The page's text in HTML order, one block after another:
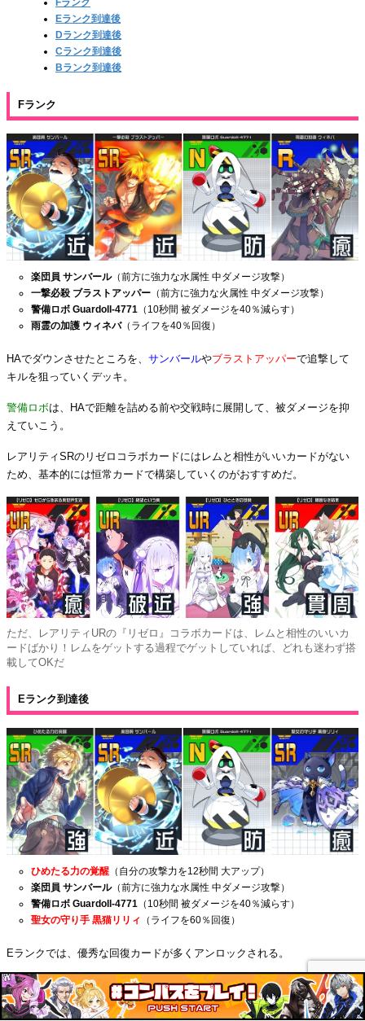
Fランク
Eランク到達後
Dランク到達後
Cランク到達後
Bランク到達後
Fランク
楽団員 サンバール（前方に強力な水属性 中ダメージ攻撃）
一撃必殺 ブラストアッパー （前方に強力な火属性 中ダメージ攻撃）
警備ロボ Guardoll-4771 （10秒間 被ダメージを40％減らす）
雨霊の加護 ウィネバ（ライフを40％回復）
HAでダウンさせたところを、 サンバールやブラストアッパーで追撃して
キルを狙っていくデッキ。
警備ロボは、HAで距離を詰める前や交戦時に展開して、被ダメージを抑
えていこう。
レアリティSRのリゼロコラボカードにはレムと相性がいいカードがない
ため、基本的には恒常カードで構築していくのがおすすめだ。
ただ、レアリティURの『リゼロ』コラボカードは、レムと相性のいいカ
ードばかり！レムをゲットする過程でゲットしていれば、どれも迷わず搭
載してOKだ
Eランク到達後
ひめたる力の覚醒 （自分の攻撃力を12秒間 大アップ）
楽団員 サンバール（前方に強力な水属性 中ダメージ攻撃）
警備ロボ Guardoll-4771 （10秒間 被ダメージを40％減らす）
聖女の守り手 黒猫リリィ
（ライフを60％回復）
Eランクでは、優秀な回復カードが多くアンロックされる。
リリィや「楽団員 アルプ」を手に入れたら、即刻ウィネバ と入れ替えよ
う。